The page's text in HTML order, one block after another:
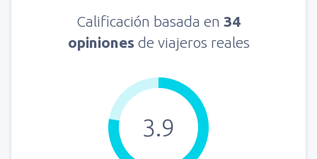
Calificación basada en 34
opiniones de viajeros reales
3.9